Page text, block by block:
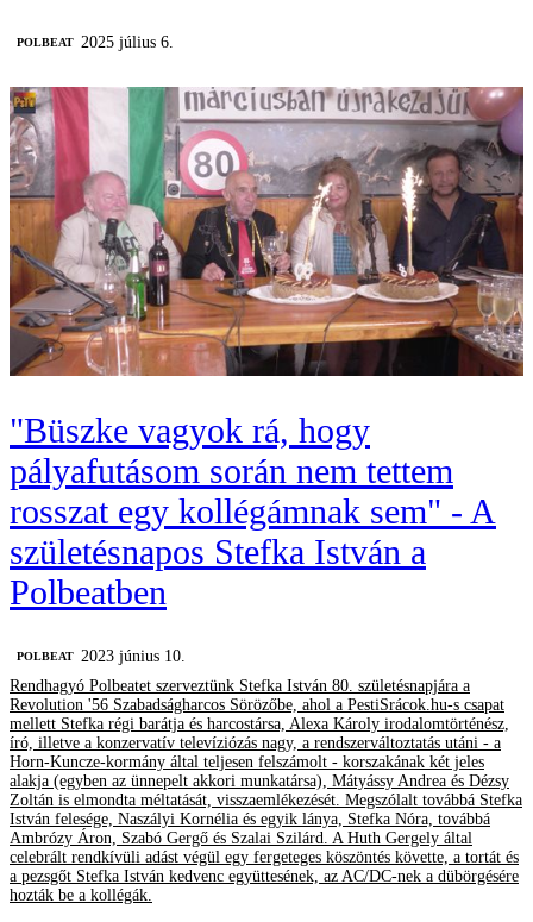
‎POLBEAT 2025 július 6.
"Büszke vagyok rá, hogy
pályafutásom során nem tettem
rosszat egy kollégámnak sem" - A
születésnapos Stefka István a
Polbeatben
‎POLBEAT 2023 június 10.
Rendhagyó Polbeatet szerveztünk Stefka István 80. születésnapjára a
Revolution '56 Szabadságharcos Sörözőbe, ahol a PestiSrácok.hu-s csapat
mellett Stefka régi barátja és harcostársa, Alexa Károly irodalomtörténész,
író, illetve a konzervatív televíziózás nagy, a rendszerváltoztatás utáni - a
Horn-Kuncze-kormány által teljesen felszámolt - korszakának két jeles
alakja (egyben az ünnepelt akkori munkatársa), Mátyássy Andrea és Dézsy
Zoltán is elmondta méltatását, visszaemlékezését. Megszólalt továbbá Stefka
István felesége, Naszályi Kornélia és egyik lánya, Stefka Nóra, továbbá
Ambrózy Áron, Szabó Gergő és Szalai Szilárd. A Huth Gergely által
celebrált rendkívüli adást végül egy fergeteges köszöntés követte, a tortát és
a pezsgőt Stefka István kedvenc együttesének, az AC/DC-nek a dübörgésére
hozták be a kollégák.